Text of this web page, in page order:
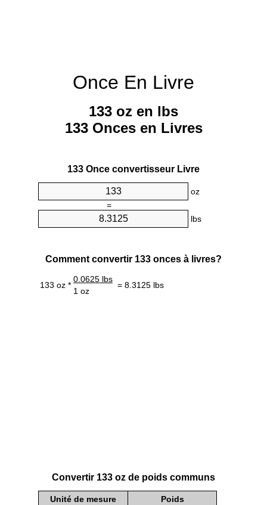
Once En Livre
133 oz en lbs
133 Onces en Livres
133 Once convertisseur Livre
oz
=
lbs
Comment convertir 133 onces à livres?
133 oz *
0.0625 lbs
= 8.3125 lbs
1 oz
Convertir 133 oz de poids communs
Unité de mesure Poids